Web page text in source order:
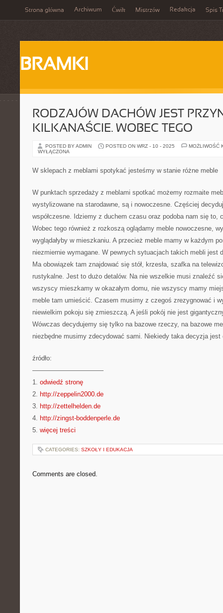
Strona główna Archiwum Ćwik Mistrzów Redakcja Spis
BRAMKI
RODZAJÓW DACHÓW JEST
KILKANAŚCIE. WOBEC TEGO
POSTED BY ADMIN POSTED ON WRZ - 10 - 2025
MOŻLIWOŚĆ
WYŁĄCZONA
W sklepach z meblami spotykać jesteśmy w stanie różne meble
W punktach sprzedaży z meblami spotkać możemy rozmaite
wystylizowane na starodawne, są i nowoczesne. Częściej
współczesne. Idziemy z duchem czasu oraz podoba nam się to,
Wobec tego również z rozkoszą oglądamy meble nowoczesne,
wyglądałyby w mieszkaniu. A przecież meble mamy w każdym
niezmiernie wymagane. W pewnych sytuacjach takich mebli jest
Ma obowiązek tam znajdować się stół, krzesła, szafka na
rustykalne. Jest to dużo detalów. Na nie wszelkie musi znaleźć
wszyscy mieszkamy w okazałym domu, nie wszyscy mamy
meble tam umieścić. Czasem musimy z czegoś zrezygnować i
niewielkim pokoju się zmieszczą. A jeśli pokój nie jest
Wówczas decydujemy się tylko na bazowe rzeczy, na bazowe
niezbędne musimy zdecydować sami. Niekiedy taka decyzja jest
źródło:
———————————
1. odwiedź stronę
2. http://zeppelin2000.de
3. http://zettelhelden.de
4. http://zingst-boddenperle.de
5. więcej treści
CATEGORIES: SZKOŁY I EDUKACJA
Comments are closed.